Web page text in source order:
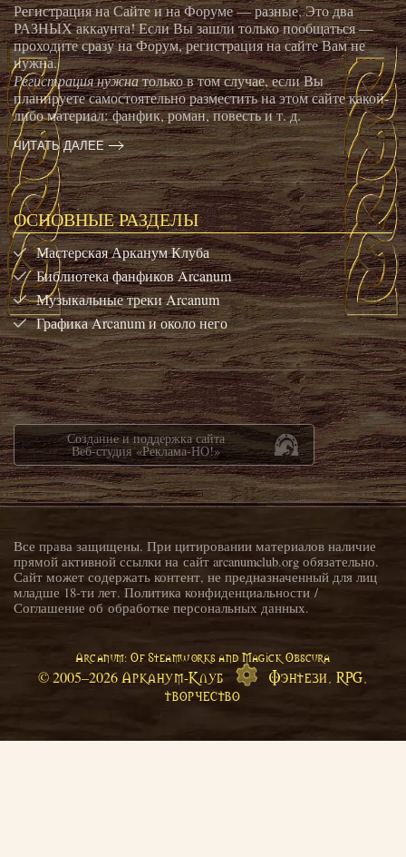
Регистрация на Сайте и на Форуме — разные. Это два
РАЗНЫХ аккаунта! Если Вы зашли только пообщаться —
проходите сразу на Форум, регистрация на сайте Вам не
нужна.
Регистрация нужнатолько в том случае, если Вы
планируете самостоятельно разместить на этом сайте какой-
либо материал: фанфик, роман, повесть и т. д.
ЧИТАТЬ ДАЛЕЕ
ОСНОВНЫЕ РАЗДЕЛЫ
Мастерская Арканум Клуба
Библиотека фанфиков Arcanum
Музыкальные треки Arcanum
Графика Arcanum и около него
Создание и поддержка сайта
Веб-студия «Реклама-НО!»
Все права защищены. При цитировании материалов наличие
прямой активной ссылки на сайт arcanumclub.org обязательно.
Сайт может содержать контент, не предназначенный для лиц
младше 18-ти лет. Политика конфиденциальности /
Соглашение об обработке персональных данных.
Arcanum: Of Steamworks and Magick Obscura
© 2005–2026 Арканум-Клуб
Фэнтези, RPG,
творчество